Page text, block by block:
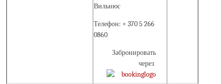
Вильнюс
Телефон: + 370 5 266
0860
Забронировать
через